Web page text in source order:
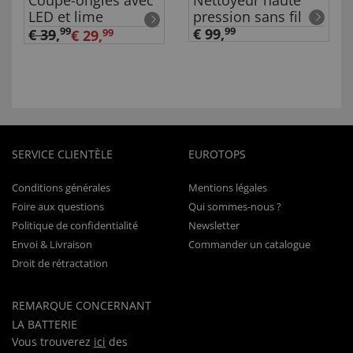
LED et lime
€ 39,99€ 29,99
pression sans fil
€ 99,99
SERVICE CLIENTÈLE
Conditions générales
Foire aux questions
Politique de confidentialité
Envoi & Livraison
Droit de rétractation
REMARQUE CONCERNANT
LA BATTERIE
Vous trouverez ici des
EUROTOPS
Mentions légales
Qui sommes-nous ?
Newsletter
Commander un catalogue